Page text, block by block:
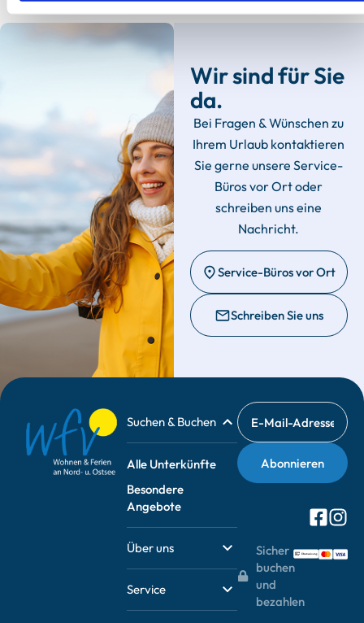
Wir sind für Sie
da.
Bei Fragen & Wünschen zu
Ihrem Urlaub kontaktieren
Sie gerne unsere Service-
Büros vor Ort oder
schreiben uns eine
Nachricht.
Service-Büros vor Ort
Schreiben Sie uns
Suchen & Buchen
Alle Unterkünfte
Besondere
Angebote
Über uns
Service
Sicher
buchen
und
bezahlen